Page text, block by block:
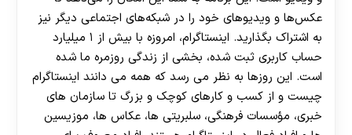
عکس‌ها و ویدیو‌های خود را در شبکه‌های اجتماعی دیگر نیز
به اشتراک بگذارید. اینستاگرام، امروزه با بیش از ۱ میلیارد
حساب کاربری ثبت‌ شده، بخشی از زندگی روزمره ما شده‌
است. این روزها به نظر می‌ رسد که همه می ‌دانند اینستاگرام
چیست و از کسب‌ و کارهای کوچک و بزرگ تا سازمان ‌های
خبری، مؤسسات فرهنگی، سلبریتی ‌ها، عکاس ‌ها، موزیسین